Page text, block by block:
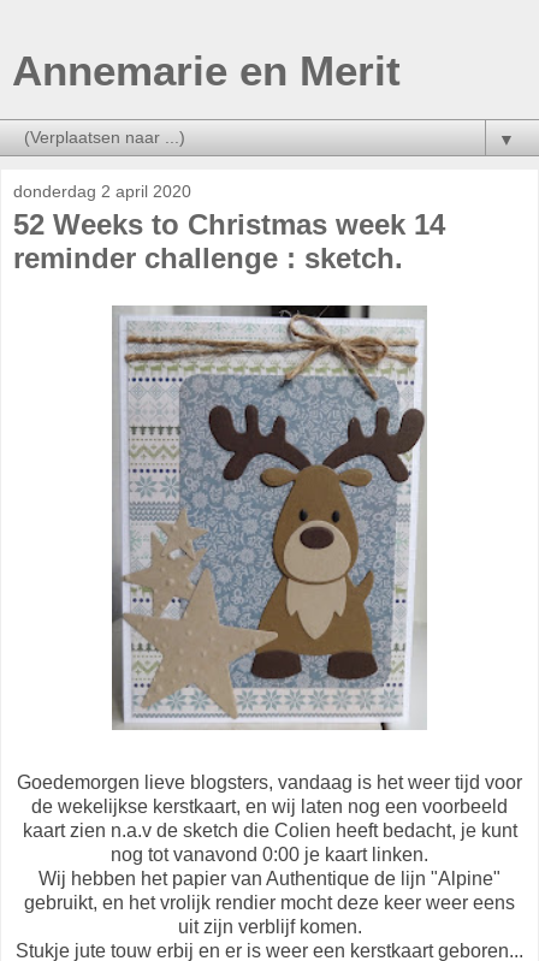
Annemarie en Merit
▼
donderdag 2 april 2020
52 Weeks to Christmas week 14
reminder challenge : sketch.
Goedemorgen lieve blogsters, vandaag is het weer tijd voor
de wekelijkse kerstkaart, en wij laten nog een voorbeeld
kaart zien n.a.v de sketch die Colien heeft bedacht, je kunt
nog tot vanavond 0:00 je kaart linken.
Wij hebben het papier van Authentique de lijn "Alpine"
gebruikt, en het vrolijk rendier mocht deze keer weer eens
uit zijn verblijf komen.
Stukje jute touw erbij en er is weer een kerstkaart geboren...